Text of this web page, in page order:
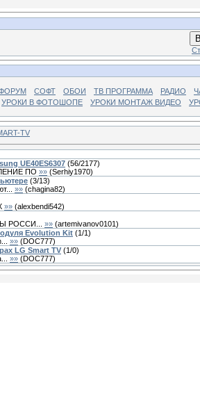
СОФТ ОБОИ ТВ ПРОГРАММА РАДИО
УРОКИ В ФОТОШОПЕ
УРОКИ МОНТАЖ ВИДЕО
TV
UE40ES6307 (56/2177)
ПО »» (Serhiy1970)
(3/13)
»» (chagina82)
»» (alexbendi542)
РОССИ...
»» (artemivanov0101)
Evolution Kit (1/1)
»» (DOC777)
LG Smart TV (1/0)
»» (DOC777)